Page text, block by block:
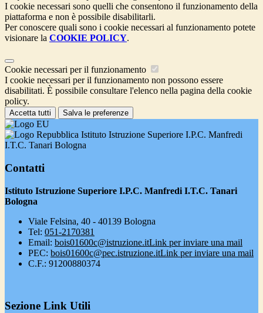
I cookie necessari sono quelli che consentono il funzionamento della
piattaforma e non è possibile disabilitarli.
Per conoscere quali sono i cookie necessari al funzionamento potete
visionare la COOKIE POLICY.
Cookie necessari per il funzionamento
I cookie necessari per il funzionamento non possono essere
disabilitati. È possibile consultare l'elenco nella pagina della cookie
policy.
Accetta tutti Salva le preferenze
Istituto Istruzione Superiore I.P.C. Manfredi
I.T.C. Tanari Bologna
Contatti
Istituto Istruzione Superiore I.P.C. Manfredi I.T.C. Tanari
Bologna
Viale Felsina, 40 - 40139 Bologna
Tel: 051-2170381
Email: bois01600c@istruzione.itLink per inviare una mail
PEC: bois01600c@pec.istruzione.itLink per inviare una mail
C.F.: 91200880374
Sezione Link Utili